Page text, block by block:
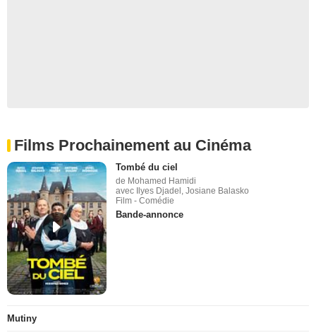
Films Prochainement au Cinéma
Tombé du ciel
de Mohamed Hamidi
avec Ilyes Djadel, Josiane Balasko
Film - Comédie
Bande-annonce
Mutiny